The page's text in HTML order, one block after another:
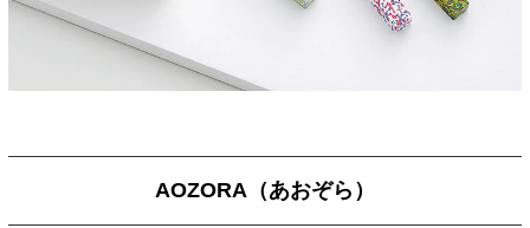
AOZORA（あおぞら）